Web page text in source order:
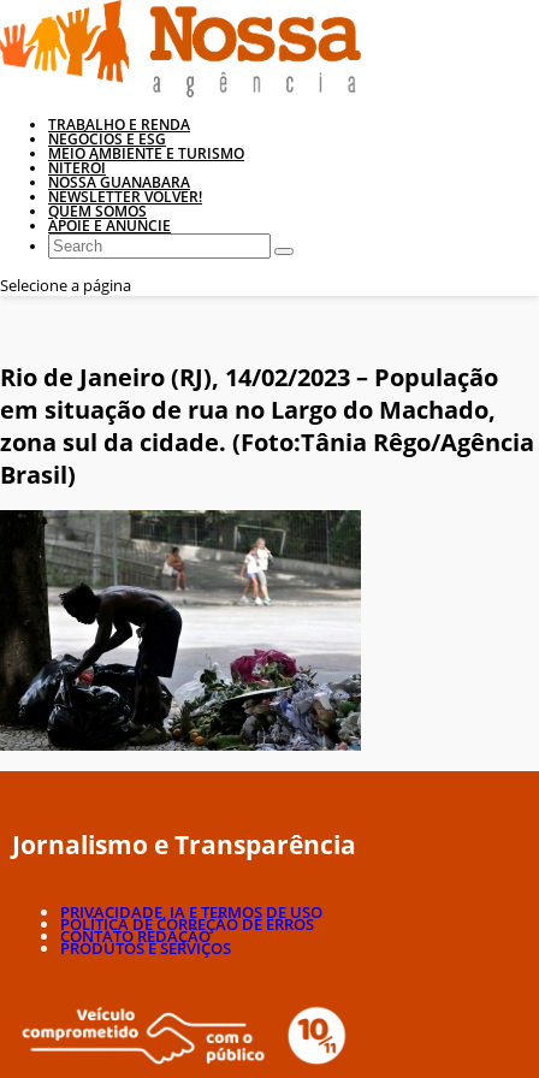
TRABALHO E RENDA
NEGÓCIOS E ESG
MEIO AMBIENTE E TURISMO
NITERÓI
NOSSA GUANABARA
NEWSLETTER VOLVER!
QUEM SOMOS
APOIE E ANUNCIE
Selecione a página
Rio de Janeiro (RJ), 14/02/2023 – População
em situação de rua no Largo do Machado,
zona sul da cidade. (Foto:Tânia Rêgo/Agência
Brasil)
Jornalismo e Transparência
PRIVACIDADE, IA E TERMOS DE USO
POLÍTICA DE CORREÇÃO DE ERROS
CONTATO REDAÇÃO
PRODUTOS E SERVIÇOS